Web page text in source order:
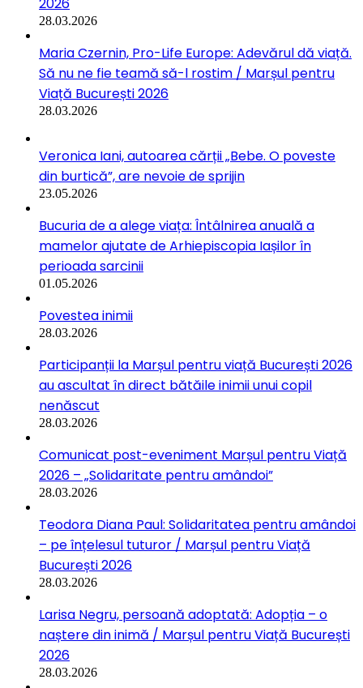
2026
28.03.2026
Maria Czernin, Pro-Life Europe: Adevărul dă viață.
Să nu ne fie teamă să-l rostim / Marșul pentru
Viață București 2026
28.03.2026
Veronica Iani, autoarea cărții „Bebe. O poveste
din burtică”, are nevoie de sprijin
23.05.2026
Bucuria de a alege viața: Întâlnirea anuală a
mamelor ajutate de Arhiepiscopia Iașilor în
perioada sarcinii
01.05.2026
Povestea inimii
28.03.2026
Participanții la Marșul pentru viață București 2026
au ascultat în direct bătăile inimii unui copil
nenăscut
28.03.2026
Comunicat post-eveniment Marșul pentru Viață
2026 – „Solidaritate pentru amândoi”
28.03.2026
Teodora Diana Paul: Solidaritatea pentru amândoi
– pe înțelesul tuturor / Marșul pentru Viață
București 2026
28.03.2026
Larisa Negru, persoană adoptată: Adopția – o
naștere din inimă / Marșul pentru Viață București
2026
28.03.2026